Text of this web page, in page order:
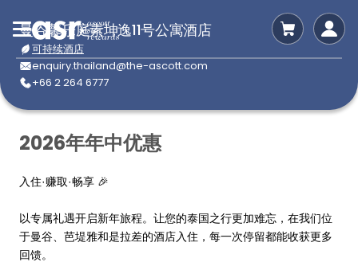
曼谷馨乐庭素坤逸11号公寓酒店
可持续酒店
enquiry.thailand@the-ascott.com
+66 2 264 6777
2026年年中优惠
入住·赚取·畅享 🎉
以专属礼遇开启新年旅程。让您的泰国之行更加难忘，在我们位
于曼谷、芭堤雅和是拉差的酒店入住，每一次停留都能收获更多
回馈。